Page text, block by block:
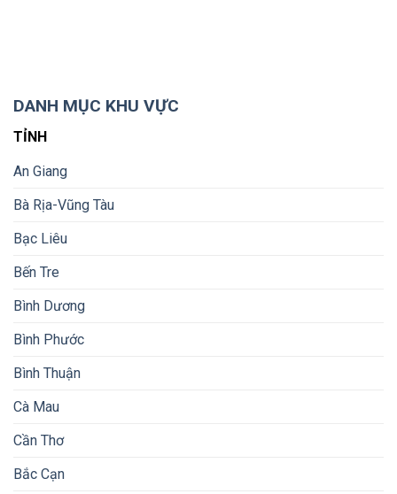
DANH MỤC KHU VỰC
TỈNH
An Giang
Bà Rịa-Vũng Tàu
Bạc Liêu
Bến Tre
Bình Dương
Bình Phước
Bình Thuận
Cà Mau
Cần Thơ
Bắc Cạn